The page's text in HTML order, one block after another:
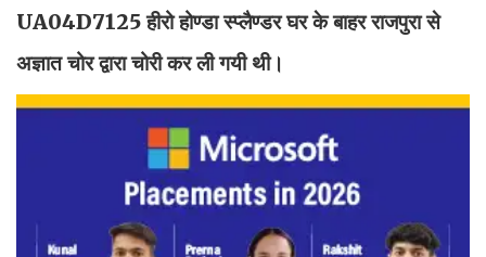
UA04D7125 हीरो होण्डा स्प्लैण्डर घर के बाहर राजपुरा से
अज्ञात चोर द्वारा चोरी कर ली गयी थी।